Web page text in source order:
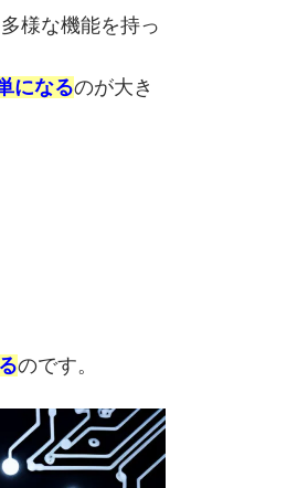
様な機能を持っ
になるのが大き
のです。